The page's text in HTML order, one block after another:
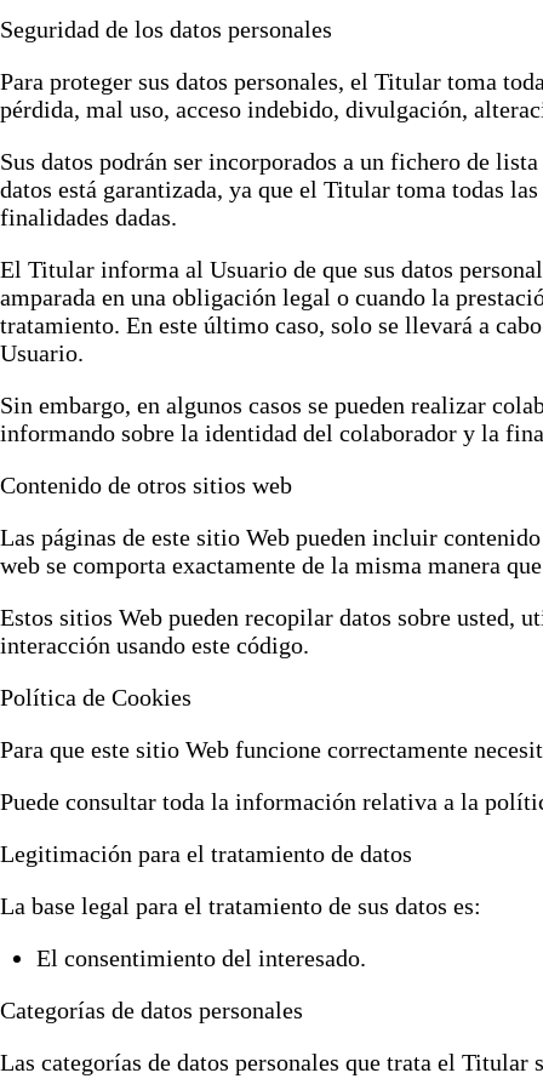
Seguridad de los datos personales
Para proteger sus datos personales, el Titular toma
pérdida, mal uso, acceso indebido, divulgación,
Sus datos podrán ser incorporados a un fichero de
datos está garantizada, ya que el Titular toma todas
finalidades dadas.
El Titular informa al Usuario de que sus datos
amparada en una obligación legal o cuando la
tratamiento. En este último caso, solo se llevará a
Usuario.
Sin embargo, en algunos casos se pueden realizar
informando sobre la identidad del colaborador y la
Contenido de otros sitios web
Las páginas de este sitio Web pueden incluir
web se comporta exactamente de la misma manera
Estos sitios Web pueden recopilar datos sobre usted,
interacción usando este código.
Política de Cookies
Para que este sitio Web funcione correctamente
Puede consultar toda la información relativa a la
Legitimación para el tratamiento de datos
La base legal para el tratamiento de sus datos es:
El consentimiento del interesado.
Categorías de datos personales
Las categorías de datos personales que trata el Titular